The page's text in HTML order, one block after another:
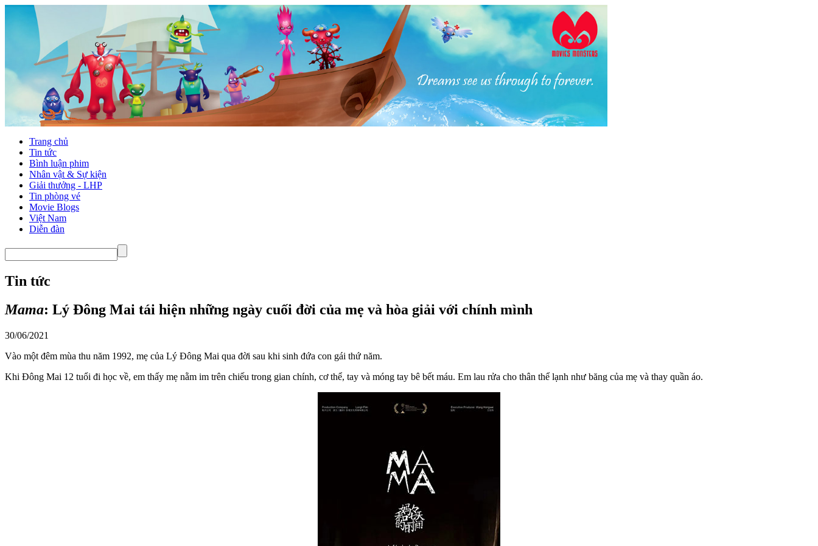
Trang chủ
Tin tức
Bình luận phim
Nhân vật & Sự kiện
Giải thưởng - LHP
Tin phòng vé
Movie Blogs
Việt Nam
Diễn đàn
Tin tức
Mama: Lý Đông Mai tái hiện những ngày cuối đời của mẹ và hòa giải với chính mình
30/06/2021
Vào một đêm mùa thu năm 1992, mẹ của Lý Đông Mai qua đời sau khi sinh đứa con gái thứ năm.
Khi Đông Mai 12 tuổi đi học về, em thấy mẹ nằm im trên chiếu trong gian chính, cơ thể, tay và móng tay bê bết máu. Em lau rửa cho thân thể lạnh như băng của mẹ và thay quần áo.